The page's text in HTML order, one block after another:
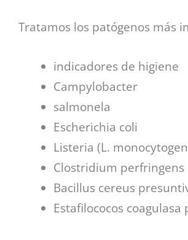
Tratamos los patógenos más
indicadores de higiene
Campylobacter
salmonela
Escherichia coli
Listeria (L.
Clostridium perfringens
Bacillus cereus
Estafilococos coagulasa